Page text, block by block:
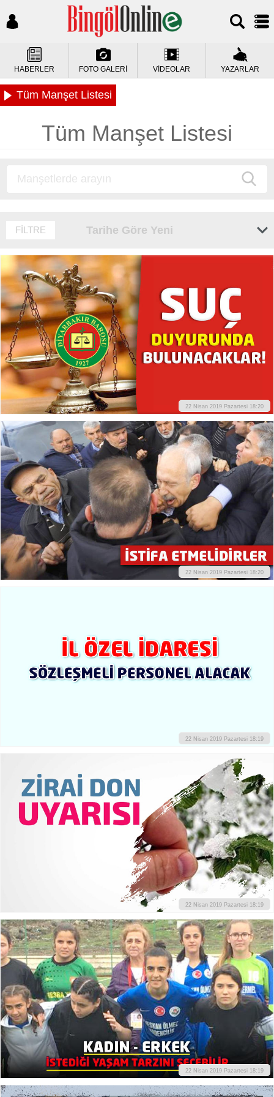
HABERLER FOTO GALERİ VİDEOLAR YAZARLAR
Tüm Manşet Listesi
Tüm Manşet Listesi
FİLTRE Tarihe Göre Yeni
22 Nisan 2019 Pazartesi 18:20
22 Nisan 2019 Pazartesi 18:20
22 Nisan 2019 Pazartesi 18:19
22 Nisan 2019 Pazartesi 18:19
22 Nisan 2019 Pazartesi 18:19